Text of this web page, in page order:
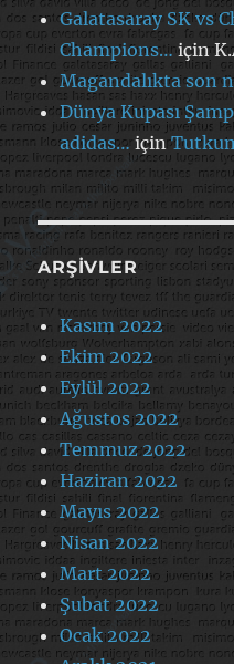
Galatasaray SK vs
Champions…için
Magandalıkta son
Dünya Kupası
adidas… için
ARŞIVLER
Kasım 2022
Ekim 2022
Eylül 2022
Ağustos 2022
Temmuz 2022
Haziran 2022
Mayıs 2022
Nisan 2022
Mart 2022
Şubat 2022
Ocak 2022